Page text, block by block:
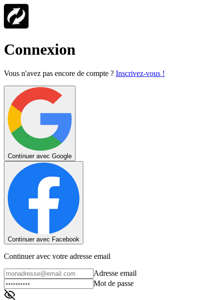
Connexion
Vous n'avez pas encore de compte ? Inscrivez-vous !
Continuer avec Google
Continuer avec Facebook
Continuer avec votre adresse email
Adresse email
Mot de passe